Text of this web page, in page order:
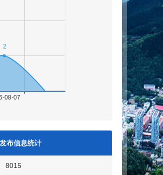
布信息统计
8015